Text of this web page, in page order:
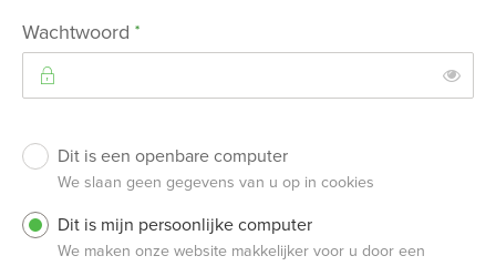
Wachtwoord *
InloggenDit is een openbare computer
We slaan geen gegevens van u op in cookies
Dit is mijn persoonlijke computer
We maken onze website makkelijker voor u door een